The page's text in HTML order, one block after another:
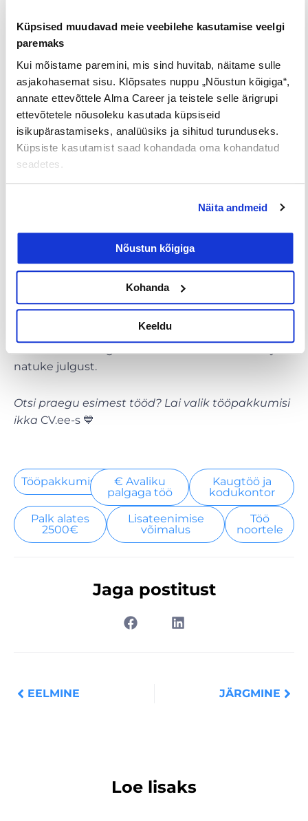
Küpsised muudavad meie veebilehe kasutamise veelgi
paremaks
Kui mõistame paremini, mis sind huvitab, näitame sulle
asjakohasemat sisu. Klõpsates nuppu „Nõustun kõigiga“,
annate ettevõttele Alma Career ja teistele selle ärigrupi
ettevõtetele nõusoleku kasutada küpsiseid
isikupärastamiseks, analüüsiks ja sihitud turunduseks.
Küpsiste kasutamist saad kohandada oma kohandatud
seadetes.
Näita andmeid
Nõustun kõigiga
Kohanda
Keeldu
üldjuhul30 päeva
Proovi töösuhe lõpetada viisakalt ja
sõbralikult, töömaailm on väike ja
soovituskirjad on väärtuslikud
Kui tööandja soovib sinuga lepingu lõpetada,
Ka tööandjal on etteteatamistähtaeg
viivitamata
Põhjendamatu vallandamine on keelatud,
Esimese töö leidmine ei nõua täiuslikku CV-d ega
natuke julgust.
Otsi praegu esimest tööd? Lai valik tööpakkumisi
ikka CV.ee-s 💙
Tööpakkumised
€ Avaliku
palgaga töö
Kaugtöö ja
kodukontor
Palk alates
2500€
Lisateenimise
võimalus
Töö
noortele
Jaga postitust
EELMINE JÄRGMINE
Loe lisaks